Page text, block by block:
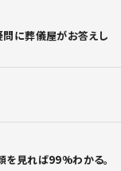
問に葬儀屋がお答えし
を見れば99%わかる。